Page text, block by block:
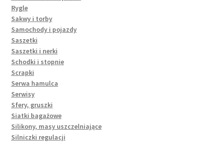
Rygle
Sakwy i torby
Samochody i pojazdy
Saszetki
Saszetki i nerki
Schodki i stopnie
Scrapki
Serwa hamulca
Serwisy
Sfery, gruszki
Siatki bagażowe
Silikony, masy uszczelniające
Silniczki regulacji